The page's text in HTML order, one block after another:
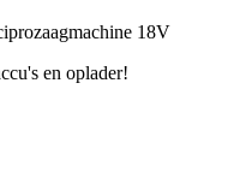
18V
en oplader!